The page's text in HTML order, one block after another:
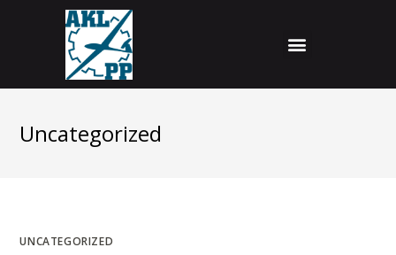
Uncategorized
UNCATEGORIZED